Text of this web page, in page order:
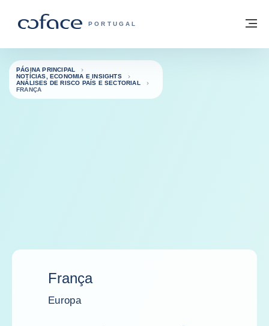
COFACE FOR TRADE - HOMEPAGE DO
PORTUGAL
Voltar à página principal
PÁGINA PRINCIPAL
NOTÍCIAS, ECONOMIA E INSIGHTS
ANÁLISES DE RISCO PAÍS E SECTORIAL
FRANÇA
França
Europa